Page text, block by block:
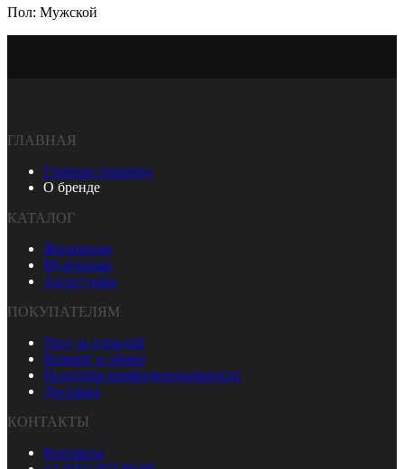
Пол: Мужской
ГЛАВНАЯ
Главная страница
О бренде
КАТАЛОГ
Женщинам
Мужчинам
Аксессуары
ПОКУПАТЕЛЯМ
Уход за одеждой
Возврат и обмен
Политика конфиденциальности
Доставка
КОНТАКТЫ
Контакты